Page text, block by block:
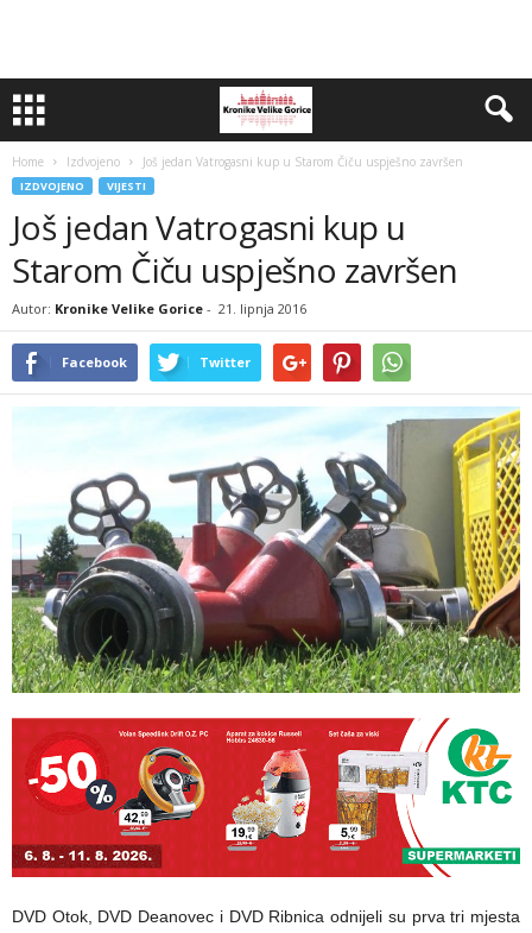
Home Izdvojeno Još jedan Vatrogasni kup u Starom Čiču uspješno završen
IZDVOJENO VIJESTI
Još jedan Vatrogasni kup u
Starom Čiču uspješno završen
Autor: Kronike Velike Gorice - 21. lipnja 2016
Facebook Twitter
DVD Otok, DVD Deanovec i DVD Ribnica odnijeli su prva tri mjesta